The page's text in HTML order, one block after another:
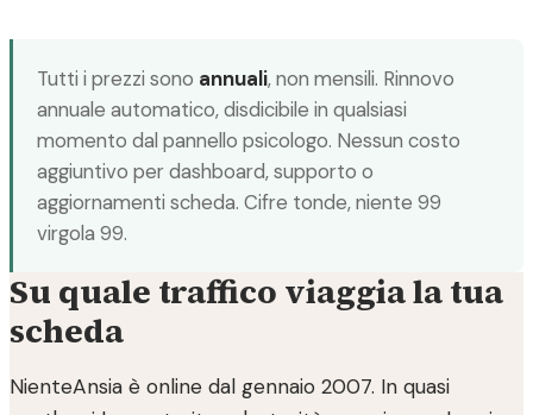
Tutti i prezzi sono annuali, non mensili. Rinnovo
annuale automatico, disdicibile in qualsiasi
momento dal pannello psicologo. Nessun costo
aggiuntivo per dashboard, supporto o
aggiornamenti scheda. Cifre tonde, niente 99
virgola 99.
Su quale traffico viaggia la tua
scheda
NienteAnsia è online dal gennaio 2007. In quasi